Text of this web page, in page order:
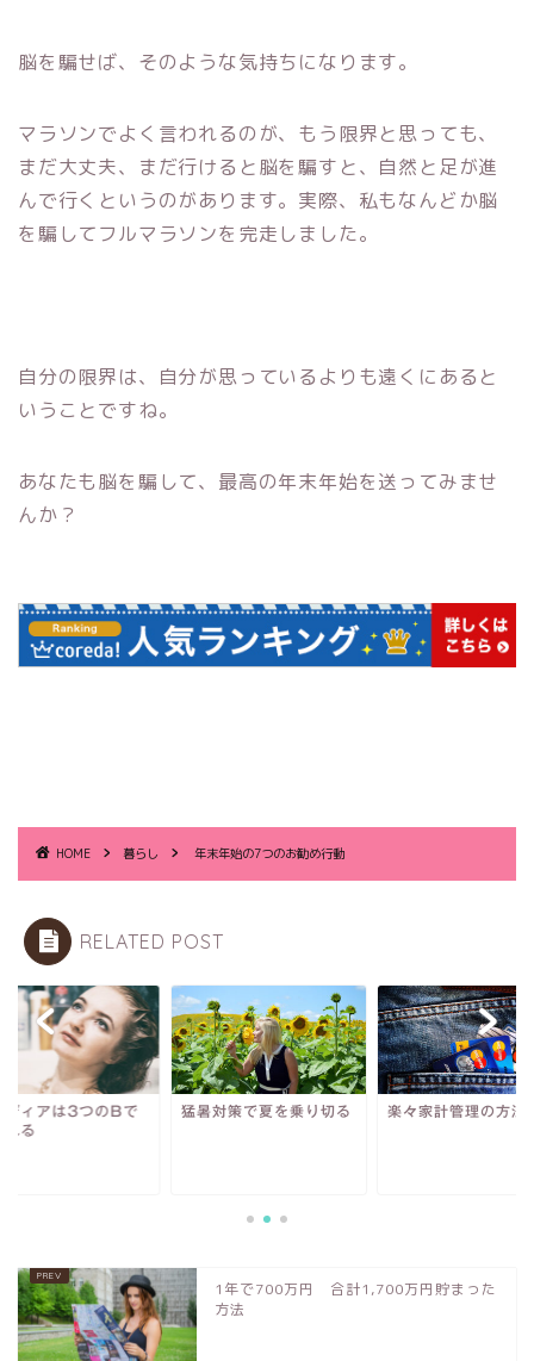
脳を騙せば、そのような気持ちになります。
マラソンでよく言われるのが、もう限界と思っても、
まだ大丈夫、まだ行けると脳を騙すと、自然と足が進
んで行くというのがあります。実際、私もなんどか脳
を騙してフルマラソンを完走しました。
自分の限界は、自分が思っているよりも遠くにあると
いうことですね。
あなたも脳を騙して、最高の年末年始を送ってみませ
んか？
HOME 暮らし 年末年始の7つのお勧め行動
RELATED POST
ディアは3つのBで
れる
猛暑対策で夏を乗り切る 楽々家計管理の方法
1年で700万円 合計1,700万円貯まった
方法